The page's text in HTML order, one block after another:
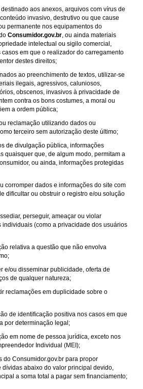
aos anexos, arquivos com vírus de
invasivo, destrutivo ou que cause
permanente nos equipamentos do
Consumidor.gov.br , ou ainda materiais
intelectual ou sigilo comercial,
em que o realizador do carregamento
destes direitos;
ao preenchimento de textos, utilizar-se
ilegais, agressivos, caluniosos,
obscenos, invasivos à privacidade de
contra os bons costumes, a moral ou
a ordem pública;
reclamação utilizando dados ou
terceiro sem autorização deste último;
de divulgação pública, informações
quaisquer que, de algum modo, permitam a
ou ainda, informações protegidas
corromper dados e informações do site com
dificultar ou obstruir o registro e/ou solução
perseguir, ameaçar ou violar
individuais (como a privacidade dos usuários
relativa a questão que não envolva
e/ou disseminar publicidade, oferta de
de qualquer natureza;
reclamações em duplicidade sobre o
de identificação positiva nos casos em que
por determinação legal;
em nome de pessoa jurídica, exceto nos
Individual (MEI);
do Consumidor.gov.br para propor
abaixo do valor principal devido,
a soma total a pagar sem financiamento;